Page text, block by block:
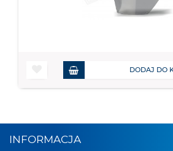
DODAJ DO
INFORMACJA